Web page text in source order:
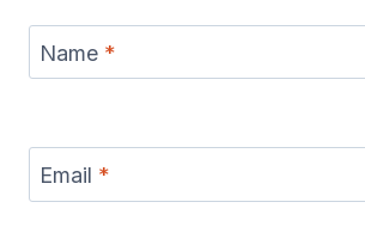
Name *
Email *